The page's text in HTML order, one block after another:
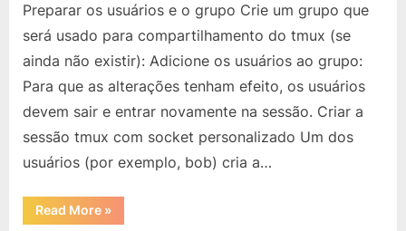
Passo
a
para
Compartilhar
Sessão
Entre
Usuários
Preparar os usuários e o grupo Crie um grupo que
será usado para compartilhamento do tmux (se
ainda não existir): Adicione os usuários ao grupo:
Para que as alterações tenham efeito, os usuários
devem sair e entrar novamente na sessão. Criar a
sessão tmux com socket personalizado Um dos
usuários (por exemplo, bob) cria a…
Read More“Tmux:
Passo
»